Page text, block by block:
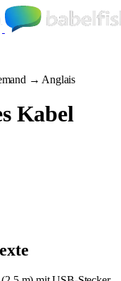
→ Anglais
Kabel